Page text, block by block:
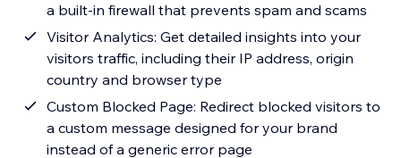
a built-in firewall that prevents spam and scams
Visitor Analytics: Get detailed insights into your
visitors traffic, including their IP address, origin
country and browser type
Custom Blocked Page: Redirect blocked visitors to
a custom message designed for your brand
instead of a generic error page